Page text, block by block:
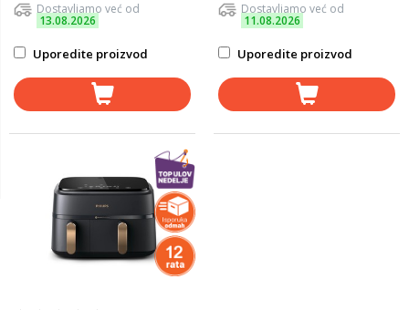
Dostavljamo već od
13.08.2026
Uporedite proizvod
Dostavljamo već od
11.08.2026
Uporedite proizvod